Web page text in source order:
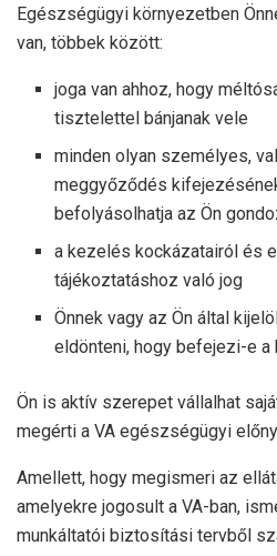
Egészségügyi környezetben
van, többek között:
joga van ahhoz, hogy
tisztelettel bánjanak vele
minden olyan személyes,
meggyőződés
befolyásolhatja az Ön
a kezelés kockázatairól és
tájékoztatáshoz való jog
Önnek vagy az Ön által
eldönteni, hogy befejezi-e
Ön is aktív szerepet vállalhat
megérti a VA egészségügyi
Amellett, hogy megismeri az
amelyekre jogosult a VA-ban,
munkáltatói biztosítási tervből